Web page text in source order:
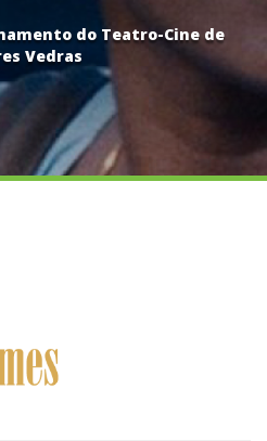
do Teatro-Cine de
Vedras